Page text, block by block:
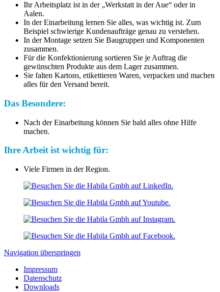
Ihr Arbeitsplatz ist in der „Werkstatt in der Aue“ oder in
Aalen.
In der Einarbeitung lernen Sie alles, was wichtig ist. Zum
Beispiel schwierige Kundenaufträge genau zu verstehen.
In der Montage setzen Sie Baugruppen und Komponenten
zusammen.
Für die Konfektionierung sortieren Sie je Auftrag die
gewünschten Produkte aus dem Lager zusammen.
Sie falten Kartons, etikettieren Waren, verpacken und machen
alles für den Versand bereit.
Das Besondere:
Nach der Einarbeitung können Sie bald alles ohne Hilfe
machen.
Ihre Arbeit ist wichtig für:
Viele Firmen in der Region.
Navigation überspringen
Impressum
Datenschutz
Downloads